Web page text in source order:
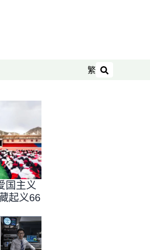
繁
搜索
国主义
起义66